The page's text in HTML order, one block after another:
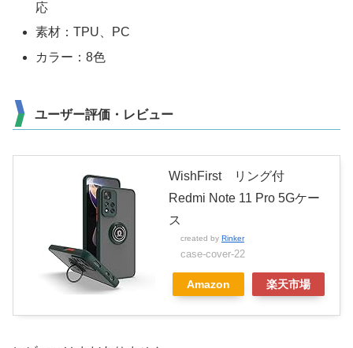
応
素材：TPU、PC
カラー：8色
ユーザー評価・レビュー
WishFirst リング付
Redmi Note 11 Pro 5Gケー
ス
created by Rinker
case-cover-22
Amazon 楽天市場